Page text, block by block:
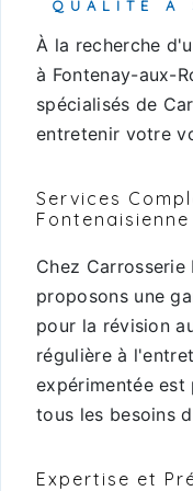
QUALITÉ À
À la recherche
à Fontenay-aux-
spécialisés de
entretenir votre
Services
Fontenaisienne
Chez Carrosserie
proposons une
pour la révision
régulière à
expérimentée est
tous les besoins
Expertise et